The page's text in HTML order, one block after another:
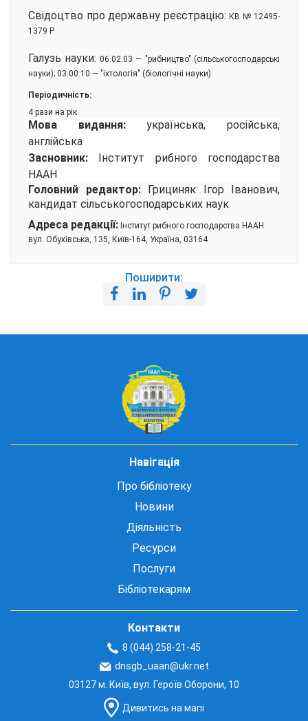
Свідоцтво про державну реєстрацію: КВ № 12495-
1379 Р
Галузь науки: 06.02.03 — "рибництво" (сільськогосподарські
науки); 03.00.10 — "іхтологія" (біологічні науки)
Періодичність:
4 рази на рік
Мова видання:українська, російська,
англійська
Засновник: Інститут рибного господарства
НААН
Головний редактор: Грициняк Ігор Іванович,
кандидат сільськогосподарських наук
Адреса редакції: Інститут рибного господарства НААН
вул. Обухівська, 135, Київ-164, Україна, 03164
Поширити:
Навігація
Про бібліотеку
Новини
Діяльність
Ресурси
Послуги
Бібліотекарям
Контакти
8 (044) 258-21-45
dnsgb_uaan@ukr.net
03127 м. Київ, вул. Героїв Оборони, 10
Дивитись на мапі